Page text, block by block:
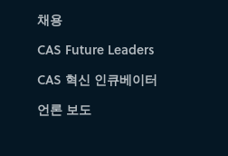
채용
CAS Future Leaders
CAS 혁신 인큐베이터
언론 보도